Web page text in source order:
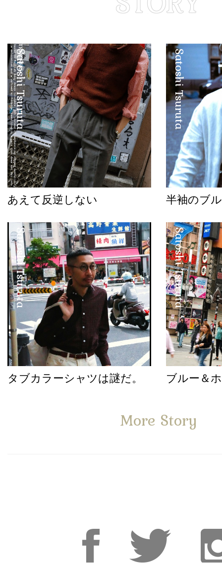
Satoshi Tsuruta
あえて反逆しない
Satoshi Tsuruta
半袖のブ
Satoshi Tsuruta
タブカラーシャツは謎だ。
Satoshi Tsuruta
ブルー＆
More Story